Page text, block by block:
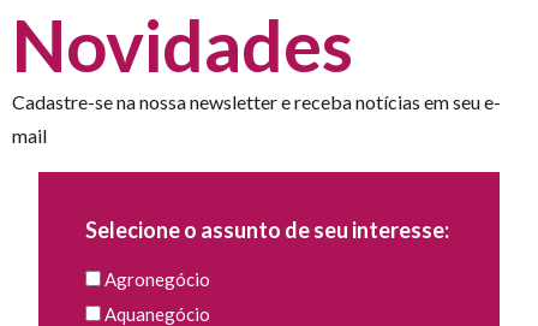
Novidades
Cadastre-se na nossa newsletter e receba notícias em seu e-
mail
Selecione o assunto de seu interesse:
Agronegócio
Aquanegócio